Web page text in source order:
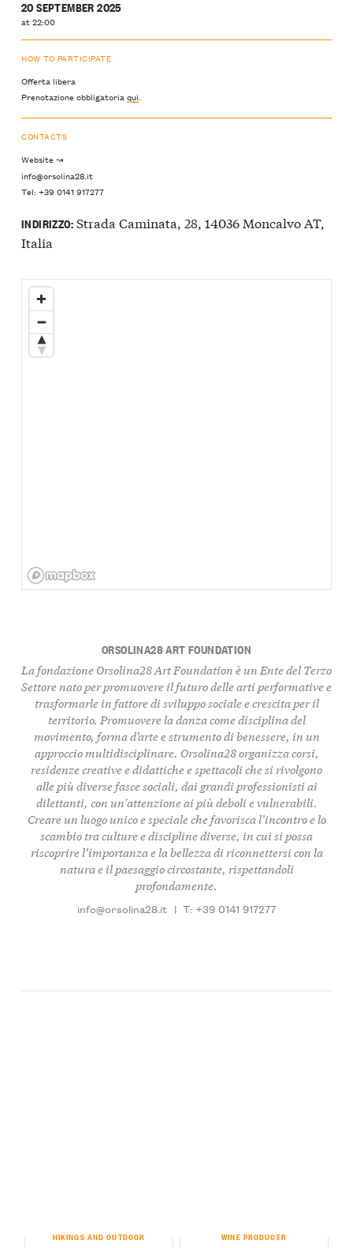
20 SEPTEMBER 2025
at 22:00
HOW TO PARTICIPATE
Offerta libera
Prenotazione obbligatoriaqui.
CONTACTS
Website ↝
info@orsolina28.it
Tel: +39 0141 917277
INDIRIZZO:Strada Caminata, 28, 14036 Moncalvo AT,
Italia
ORSOLINA28 ART FOUNDATION
La fondazione Orsolina28 Art Foundation è unEnte del Terzo
Settorenato per promuovere ilfuturo delle arti performativee
trasformarle in fattore disviluppo socialeecrescita per il
territorio. Promuovere ladanzacomedisciplina del
movimento, forma d’arteestrumento di benessere, in un
approccio multidisciplinare. Orsolina28 organizzacorsi,
residenze creative e didatticheespettacoliche si rivolgono
alle più diversefasce sociali, dai grandi professionistiai
dilettanti, con un'attenzione ai piùdeboli e vulnerabili.
Creare un luogo unico e specialeche favorisca l’incontroe lo
scambiotraculture e discipline diverse, in cui si possa
riscoprire l’importanza e la bellezza di riconnettersi con la
naturae ilpaesaggio circostante, rispettandoli
profondamente.
info@orsolina28.it | T: +39 0141 917277
HIKINGS AND OUTDOOR WINE PRODUCER